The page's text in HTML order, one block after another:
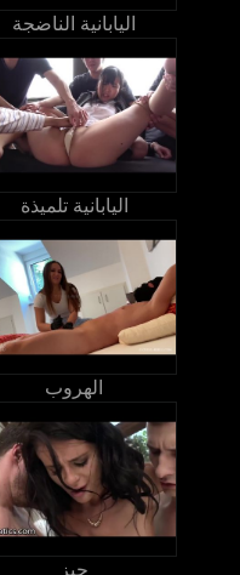
اليابانية الناضجة
اليابانية تلميذة
الهروب
جيز